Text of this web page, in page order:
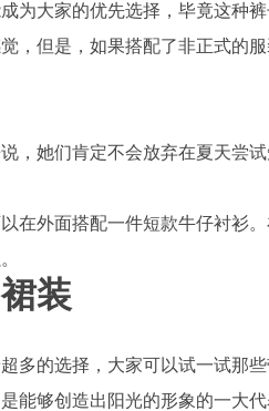
为大家的优先选择，毕竟这种
，但是，如果搭配了非正式的
，她们肯定不会放弃在夏天尝
在外面搭配一件短款牛仔衬衫
装
多的选择，大家可以试一试那些
能够创造出阳光的形象的一大